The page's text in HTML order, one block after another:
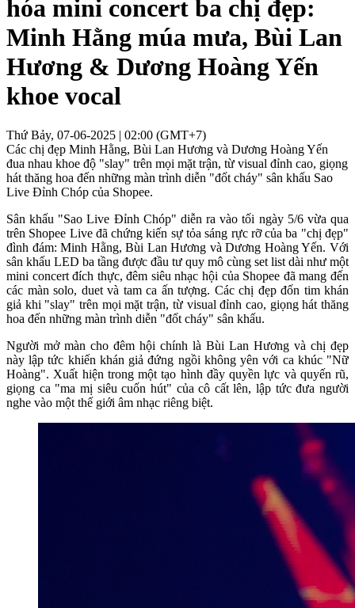
hóa mini concert ba chị đẹp:
Minh Hằng múa mưa, Bùi Lan
Hương & Dương Hoàng Yến
khoe vocal
Thứ Bảy, 07-06-2025 | 02:00 (GMT+7)
Các chị đẹp Minh Hằng, Bùi Lan Hương và Dương Hoàng Yến
đua nhau khoe độ "slay" trên mọi mặt trận, từ visual đỉnh cao, giọng
hát thăng hoa đến những màn trình diễn "đốt cháy" sân khấu Sao
Live Đỉnh Chóp của Shopee.
Sân khấu "Sao Live Đỉnh Chóp" diễn ra vào tối ngày 5/6 vừa qua
trên Shopee Live đã chứng kiến sự tỏa sáng rực rỡ của ba "chị đẹp"
đình đám: Minh Hằng, Bùi Lan Hương và Dương Hoàng Yến. Với
sân khấu LED ba tầng được đầu tư quy mô cùng set list dài như một
mini concert đích thực, đêm siêu nhạc hội của Shopee đã mang đến
các màn solo, duet và tam ca ấn tượng. Các chị đẹp đốn tim khán
giả khi "slay" trên mọi mặt trận, từ visual đỉnh cao, giọng hát thăng
hoa đến những màn trình diễn "đốt cháy" sân khấu.
Người mở màn cho đêm hội chính là Bùi Lan Hương và chị đẹp
này lập tức khiến khán giả đứng ngồi không yên với ca khúc "Nữ
Hoàng". Xuất hiện trong một tạo hình đầy quyền lực và quyến rũ,
giọng ca "ma mị siêu cuốn hút" của cô cất lên, lập tức đưa người
nghe vào một thế giới âm nhạc riêng biệt.